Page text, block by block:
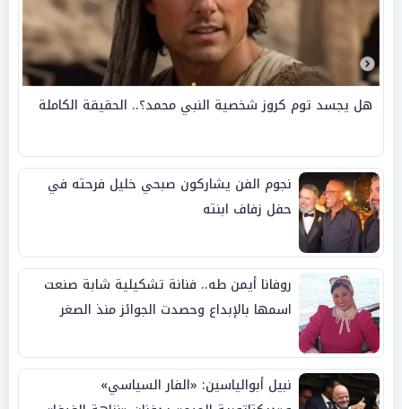
هل يجسد توم كروز شخصية النبي محمد؟.. الحقيقة الكاملة
نجوم الفن يشاركون صبحي خليل فرحته في
حفل زفاف ابنته
روفانا أيمن طه.. فنانة تشكيلية شابة صنعت
اسمها بالإبداع وحصدت الجوائز منذ الصغر
نبيل أبوالياسين: «الفار السياسي»